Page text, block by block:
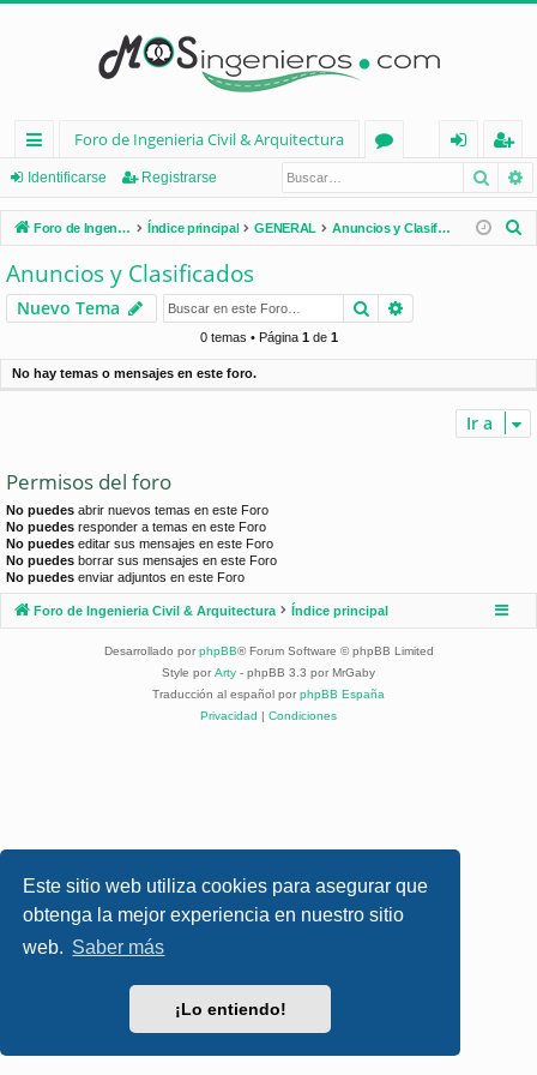
Este sitio web utiliza cookies para asegurar que
obtenga la mejor experiencia en nuestro sitio
web. Saber más
¡Lo entiendo!
nl
ac
es
rá
pi
d
Foro de Ingenieria Civil & Arquitectura
os
nt
ifi
e
eg
ist
ra
Identificarse Registrarse
Foro de Ingenieria Civil & Arquitectura Índice principal GENERAL Anuncios y Clasificados
r
Anuncios y Clasificados
Nuevo Tema Buscar
0 temas • Página 1de 1
No hay temas o mensajes en este foro.
Ir a
Permisos del foro
No puedes abrir nuevos temas en este Foro
No puedes responder a temas en este Foro
No puedes editar sus mensajes en este Foro
No puedes borrar sus mensajes en este Foro
No puedes enviar adjuntos en este Foro
Foro de Ingenieria Civil & Arquitectura Índice principal
Desarrollado por phpBB® Forum Software © phpBB Limited
Style por Arty - phpBB 3.3 por MrGaby
Traducción al español por phpBB España
Privacidad | Condiciones